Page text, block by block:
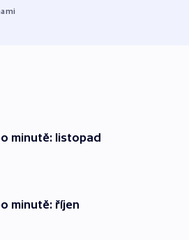
minutě: listopad
minutě: říjen